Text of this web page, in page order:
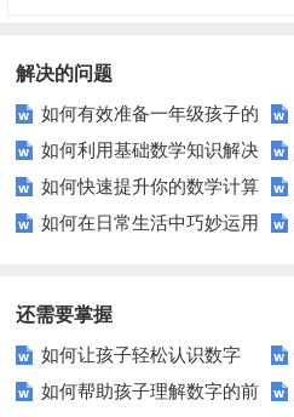
解决的问题
如何有效准备一年级孩子的
数学期末考试？
如何利用基础数学知识解决
日常生活中的问题？
如何快速提升你的数学计算
能力？
如何在日常生活中巧妙运用
还需要掌握
如何让孩子轻松认识数字
15？这些方法太实用了！
如何帮助孩子理解数字的前